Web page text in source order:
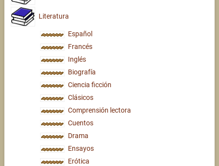
Literatura
Español
Francés
Inglés
Biografía
Ciencia ficción
Clásicos
Comprensión lectora
Cuentos
Drama
Ensayos
Erótica